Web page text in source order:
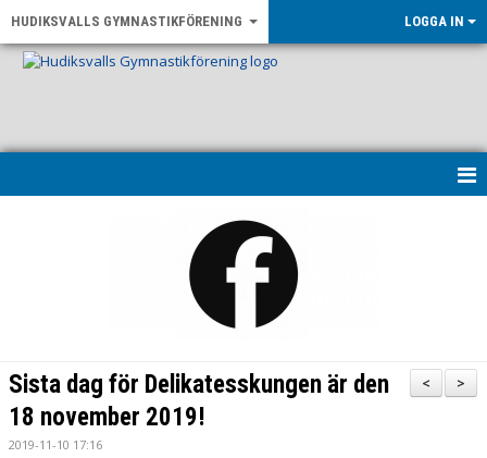
HUDIKSVALLS GYMNASTIKFÖRENING LOGGA IN
NYHETER
>
<
Sista dag för Delikatesskungen är den
18 november 2019!
2019-11-10 17:16